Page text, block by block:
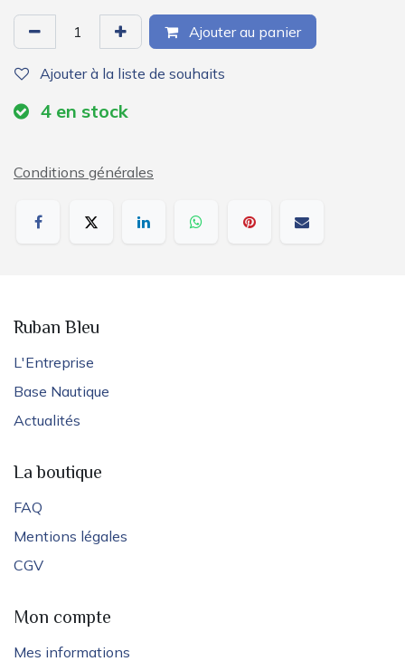
Ajouter au panier
Ajouter à la liste de souhaits
4 en stock
Conditions générales
Ruban Bleu
L'Entreprise
Base Nautique
Actualités
La boutique
FAQ
Mentions légales
CGV
Mon compte
Mes informations